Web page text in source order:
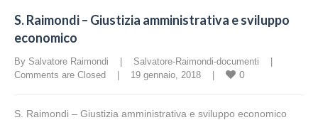
S. Raimondi – Giustizia amministrativa e sviluppo
economico
By Salvatore Raimondi    | Salvatore-Raimondi-documenti
Comments are Closed
    |    19 gennaio, 2018    |
0
S. Raimondi – Giustizia amministrativa e sviluppo economico